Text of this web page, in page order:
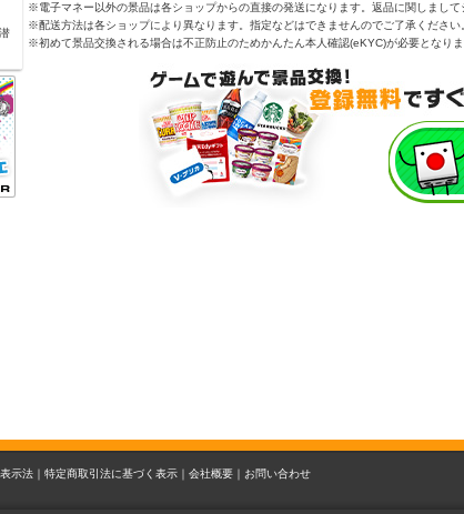
※電子マネー以外の景品は各ショップからの直接の発送になります。返品に関しまして
※配送方法は各ショップにより異なります。指定などはできませんのでご了承ください。
※初めて景品交換される場合は不正防止のためかんたん本人確認(eKYC)が必要となり
示法｜ 特定商取引法に基づく表示｜ 会社概要｜ お問い合わせ